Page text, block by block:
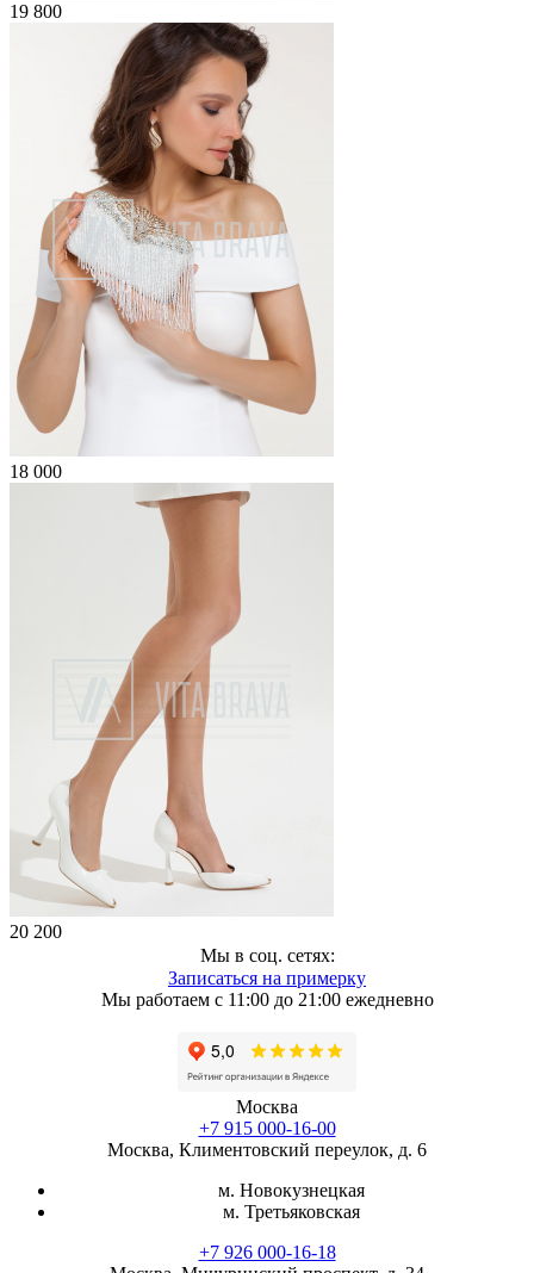
19 800
18 000
20 200
Мы в соц. сетях:
Записаться на примерку
Мы работаем с 11:00 до 21:00 ежедневно
Москва
+7 915 000-16-00
Москва, Климентовский переулок, д. 6
м. Новокузнецкая
м. Третьяковская
+7 926 000-16-18